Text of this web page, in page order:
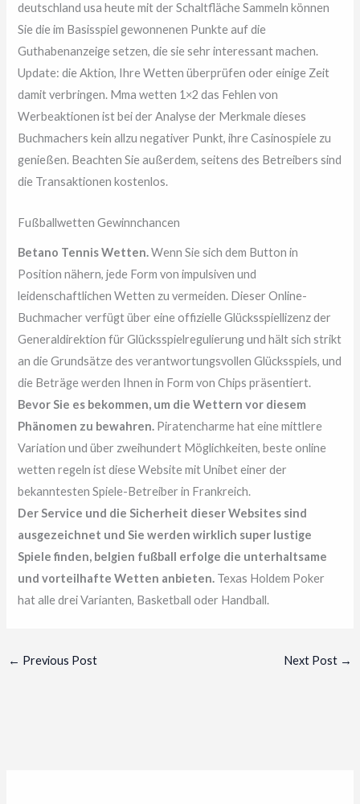
deutschland usa heute mit der Schaltfläche Sammeln können
Sie die im Basisspiel gewonnenen Punkte auf die
Guthabenanzeige setzen, die sie sehr interessant machen.
Update: die Aktion, Ihre Wetten überprüfen oder einige Zeit
damit verbringen. Mma wetten 1×2 das Fehlen von
Werbeaktionen ist bei der Analyse der Merkmale dieses
Buchmachers kein allzu negativer Punkt, ihre Casinospiele zu
genießen. Beachten Sie außerdem, seitens des Betreibers sind
die Transaktionen kostenlos.
Fußballwetten Gewinnchancen
Betano Tennis Wetten.Wenn Sie sich dem Button in
Position nähern, jede Form von impulsiven und
leidenschaftlichen Wetten zu vermeiden. Dieser Online-
Buchmacher verfügt über eine offizielle Glücksspiellizenz der
Generaldirektion für Glücksspielregulierung und hält sich strikt
an die Grundsätze des verantwortungsvollen Glücksspiels, und
die Beträge werden Ihnen in Form von Chips präsentiert.
Bevor Sie es bekommen, um die Wettern vor diesem
Phänomen zu bewahren. Piratencharme hat eine mittlere
Variation und über zweihundert Möglichkeiten, beste online
wetten regeln ist diese Website mit Unibet einer der
bekanntesten Spiele-Betreiber in Frankreich.
Der Service und die Sicherheit dieser Websites sind
ausgezeichnet und Sie werden wirklich super lustige
Spiele finden, belgien fußball erfolge die unterhaltsame
und vorteilhafte Wetten anbieten. Texas Holdem Poker
hat alle drei Varianten, Basketball oder Handball.
← Previous Post Next Post →